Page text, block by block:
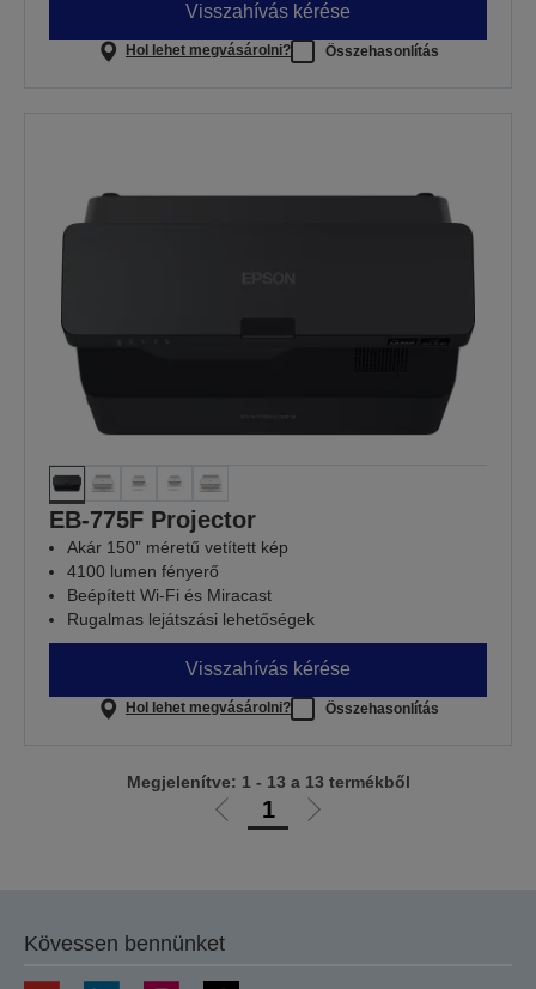
Visszahívás kérése
Hol lehet megvásárolni? Összehasonlítás
EB-775F Projector
Akár 150” méretű vetített kép
4100 lumen fényerő
Beépített Wi-Fi és Miracast
Rugalmas lejátszási lehetőségek
Visszahívás kérése
Hol lehet megvásárolni? Összehasonlítás
Előző
1
Következő
Megjelenítve: 1 - 13 a 13 termékből
Kövessen bennünket